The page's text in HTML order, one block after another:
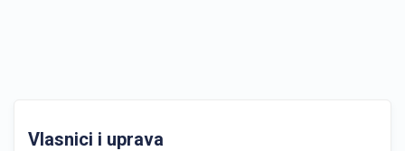
Vlasnici i uprava